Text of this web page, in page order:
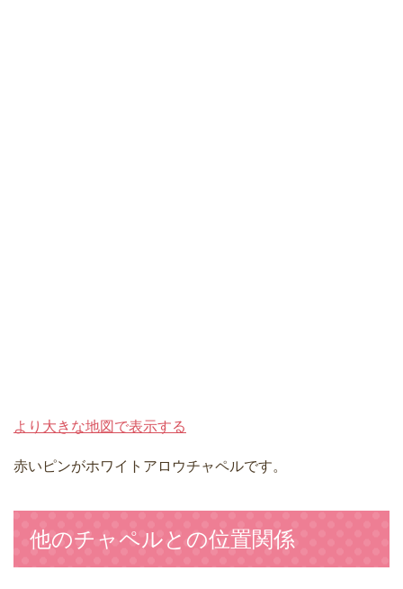
より大きな地図で表示する
赤いピンがホワイトアロウチャペルです。
他のチャペルとの位置関係